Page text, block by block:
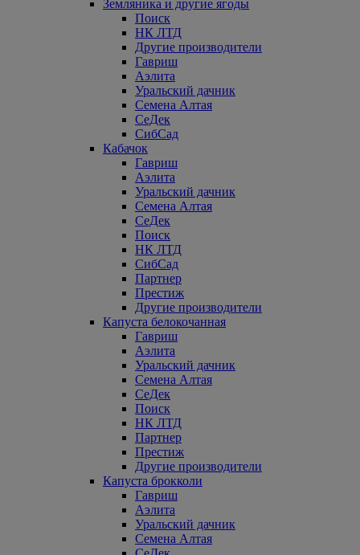
Земляника и другие ягоды
Поиск
НК ЛТД
Другие производители
Гавриш
Аэлита
Уральский дачник
Семена Алтая
СеДек
СибСад
Кабачок
Гавриш
Аэлита
Уральский дачник
Семена Алтая
СеДек
Поиск
НК ЛТД
СибСад
Партнер
Престиж
Другие производители
Капуста белокочанная
Гавриш
Аэлита
Уральский дачник
Семена Алтая
СеДек
Поиск
НК ЛТД
Партнер
Престиж
Другие производители
Капуста брокколи
Гавриш
Аэлита
Уральский дачник
Семена Алтая